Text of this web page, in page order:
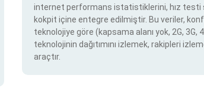
internet performans istatistiklerini, hız testi
kokpit içine entegre edilmiştir. Bu veriler,
teknolojiye göre (kapsama alanı yok, 2G,
teknolojinin dağıtımını izlemek, rakipleri
araçtır.